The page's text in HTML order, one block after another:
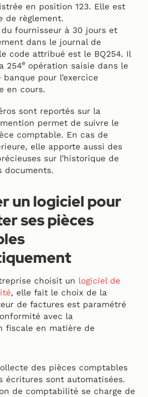
en position 123. Elle est
de règlement.
du fournisseur à 30 jours et
dans le journal de
code attribué est le BQ254. Il
254e opération saisie dans le
banque pour l’exercice
en cours.
sont reportés sur la
permet de suivre le
comptable. En cas de
elle apporte aussi des
sur l’historique de
documents.
un logiciel pour
ses pièces
choisit un logiciel de
, elle fait le choix de la
de factures est paramétré
avec la
fiscale en matière de
des pièces comptables
écritures sont automatisées.
de comptabilité se charge de